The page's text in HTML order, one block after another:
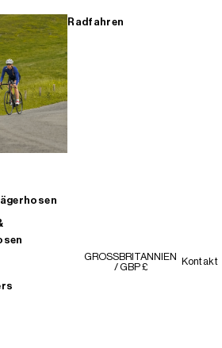
Radfahren
GROSSBRITANNIEN
/ GBP £
Kontakt